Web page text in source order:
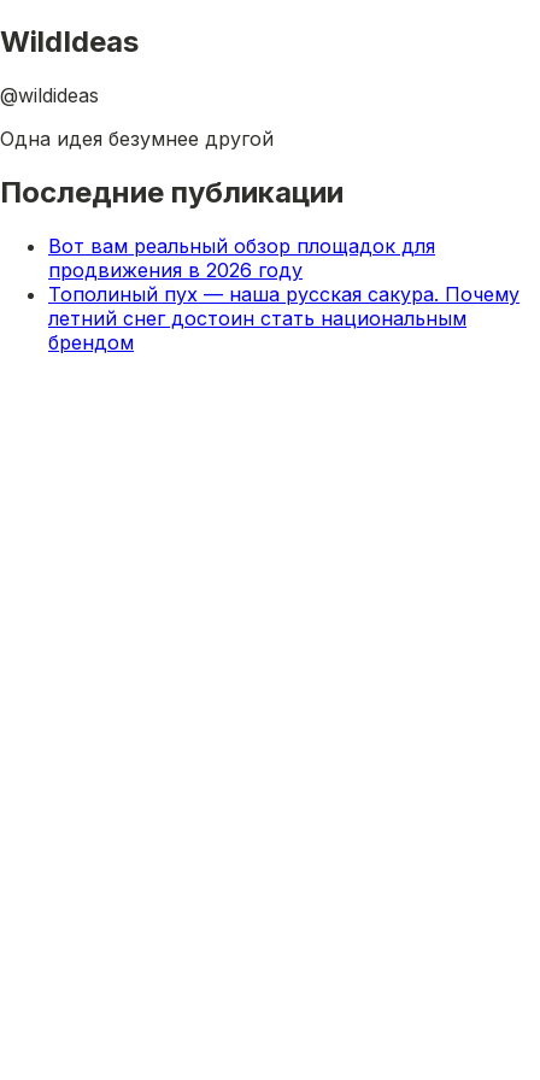
WildIdeas
@wildideas
Одна идея безумнее другой
Последние публикации
Вот вам реальный обзор площадок для
продвижения в 2026 году⁠
Тополиный пух — наша русская сакура. Почему
летний снег достоин стать национальным
брендом